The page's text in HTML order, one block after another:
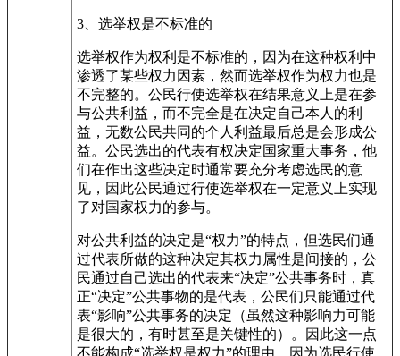
3、选举权是不标准的
选举权作为权利是不标准的，因为在这种权利中
渗透了某些权力因素，然而选举权作为权力也是
不完整的。公民行使选举权在结果意义上是在参
与公共利益，而不完全是在决定自己本人的利
益，无数公民共同的个人利益最后总是会形成公
益。公民选出的代表有权决定国家重大事务，他
们在作出这些决定时通常要充分考虑选民的意
见，因此公民通过行使选举权在一定意义上实现
了对国家权力的参与。
对公共利益的决定是“权力”的特点，但选民们通
过代表所做的这种决定其权力属性是间接的，公
民通过自己选出的代表来“决定”公共事务时，真
正“决定”公共事物的是代表，公民们只能通过代
表“影响”公共事务的决定（虽然这种影响力可能
是很大的，有时甚至是关键性的）。因此这一点